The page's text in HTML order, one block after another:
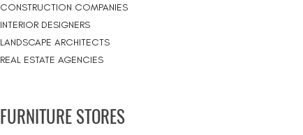
CONSTRUCTION COMPANIES
INTERIOR DESIGNERS
LANDSCAPE ARCHITECTS
REAL ESTATE AGENCIES
FURNITURE STORES